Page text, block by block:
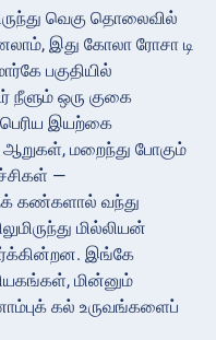
வெகு தொலைவில்
இது கோலா ரோசா டி
பகுதியில்
ஒரு குகை
இயற்கை
ஆறுகள், மறைந்து போகும்
—
கண்களால் வந்து
மில்லியன்
இங்கே
மின்னும்
கல் உருவங்களைப்